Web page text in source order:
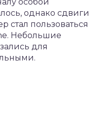
однако сдвиги
стал пользоваться
Небольшие
для